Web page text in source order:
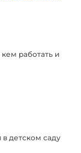
работать и
детском саду